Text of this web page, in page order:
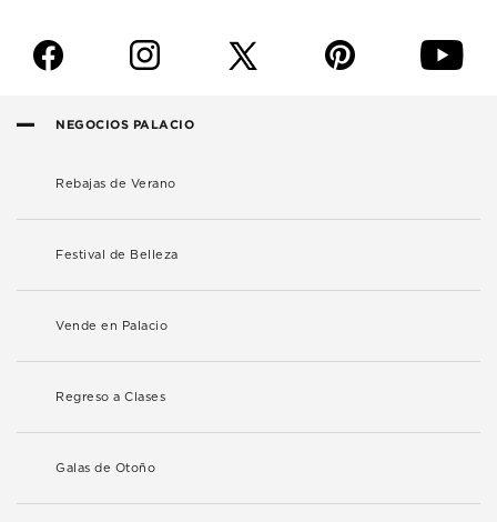
f i p y
NEGOCIOS PALACIO
Rebajas de Verano
Festival de Belleza
Vende en Palacio
Regreso a Clases
Galas de Otoño